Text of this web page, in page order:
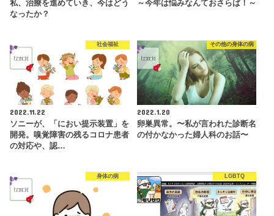
私、治療を進めていき、今はどう
なったか？
～今年は悩みなんておさらば！～
社会福祉
2022.11.22
ソニーが、「におい提示装置」を
開発。嗅覚障害の残るコロナ患者
の対応や、認…
その他の身体の病
2022.1.20
卵巣異常。〜私が言われた診断名
の付かなかった婦人科のお話〜
身体の病 LGBTQ